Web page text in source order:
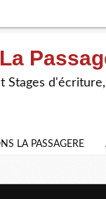
Stages
LA PASSAGERE